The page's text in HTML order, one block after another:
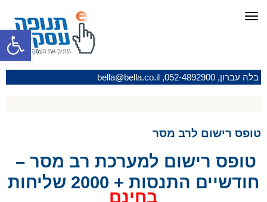
פתח
תפריט
בלה עברון, 052-4892900
,
bella@bella.co.il
טופס רישום לרב מסר
טופס רישום למערכת רב מסר –
חודשיים התנסות + 2000 שליחות
בחינם